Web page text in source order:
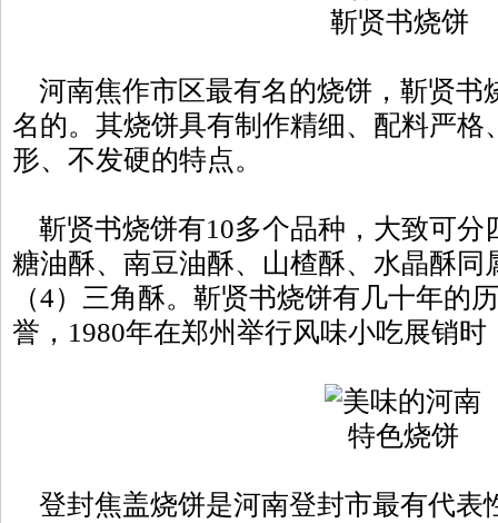
靳贤书烧饼
河南焦作市区最有名的烧饼，靳贤书
名的。其烧饼具有制作精细、配料严格
形、不发硬的特点。
靳贤书烧饼有10多个品种，大致可分
糖油酥、南豆油酥、山楂酥、水晶酥同
（4）三角酥。靳贤书烧饼有几十年的
誉，1980年在郑州举行风味小吃展销
登封焦盖烧饼是河南登封市最有代表